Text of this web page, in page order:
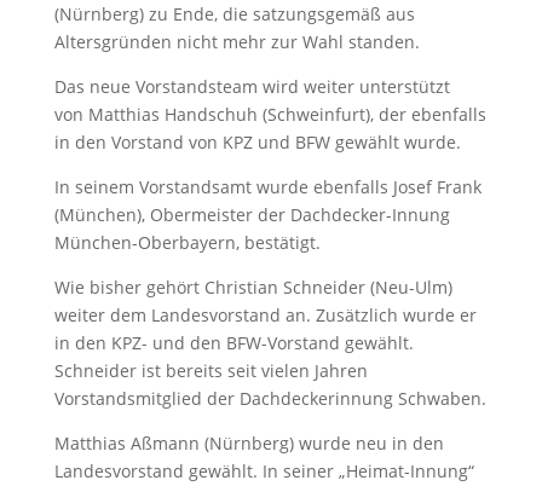
(Nürnberg) zu Ende, die satzungsgemäß aus
Altersgründen nicht mehr zur Wahl standen.
Das neue Vorstandsteam wird weiter unterstützt
von Matthias Handschuh (Schweinfurt), der ebenfalls
in den Vorstand von KPZ und BFW gewählt wurde.
In seinem Vorstandsamt wurde ebenfalls Josef Frank
(München), Obermeister der Dachdecker-Innung
München-Oberbayern, bestätigt.
Wie bisher gehört Christian Schneider (Neu-Ulm)
weiter dem Landesvorstand an. Zusätzlich wurde er
in den KPZ- und den BFW-Vorstand gewählt.
Schneider ist bereits seit vielen Jahren
Vorstandsmitglied der Dachdeckerinnung Schwaben.
Matthias Aßmann (Nürnberg) wurde neu in den
Landesvorstand gewählt. In seiner „Heimat-Innung“